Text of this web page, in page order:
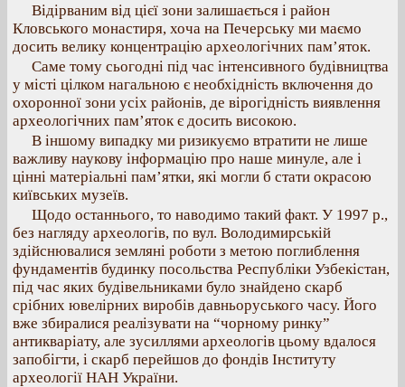
Відірваним від цієї зони залишається і район
Кловського монастиря, хоча на Печерську ми маємо
досить велику концентрацію археологічних пам’яток.
Саме тому сьогодні під час інтенсивного будівництва
у місті цілком нагальною є необхідність включення до
охоронної зони усіх районів, де вірогідність виявлення
археологічних пам’яток є досить високою.
В іншому випадку ми ризикуємо втратити не лише
важливу наукову інформацію про наше минуле, але і
цінні матеріальні пам’ятки, які могли б стати окрасою
київських музеїв.
Щодо останнього, то наводимо такий факт. У 1997 р.,
без нагляду археологів, по вул. Володимирській
здійснювалися земляні роботи з метою поглиблення
фундаментів будинку посольства Республіки Узбекістан,
під час яких будівельниками було знайдено скарб
срібних ювелірних виробів давньоруського часу. Його
вже збиралися реалізувати на “чорному ринку”
антикваріату, але зусиллями археологів цьому вдалося
запобігти, і скарб перейшов до фондів Інституту
археології НАН України.